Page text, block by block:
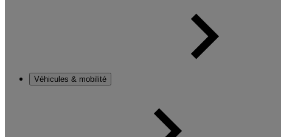
Véhicules & mobilité